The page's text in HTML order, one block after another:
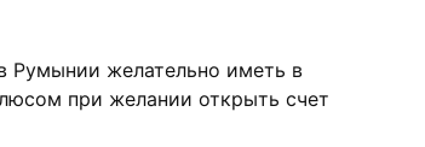
Румынии желательно иметь в
при желании открыть счет